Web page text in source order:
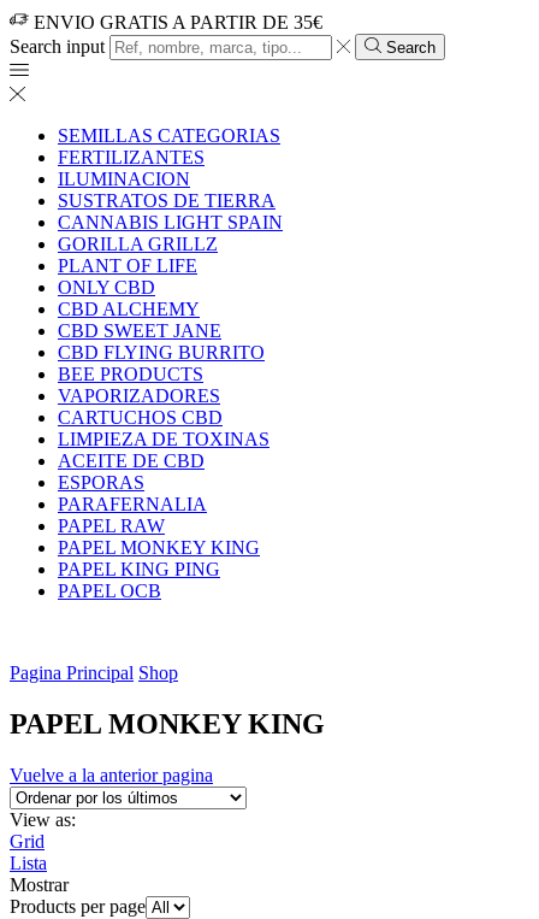
ENVIO GRATIS A PARTIR DE 35€
Search input
Search
SEMILLAS CATEGORIAS
FERTILIZANTES
ILUMINACION
SUSTRATOS DE TIERRA
CANNABIS LIGHT SPAIN
GORILLA GRILLZ
PLANT OF LIFE
ONLY CBD
CBD ALCHEMY
CBD SWEET JANE
CBD FLYING BURRITO
BEE PRODUCTS
VAPORIZADORES
CARTUCHOS CBD
LIMPIEZA DE TOXINAS
ACEITE DE CBD
ESPORAS
PARAFERNALIA
PAPEL RAW
PAPEL MONKEY KING
PAPEL KING PING
PAPEL OCB
Pagina Principal Shop
PAPEL MONKEY KING
Vuelve a la anterior pagina
View as:
Grid
Lista
Mostrar
Products per page